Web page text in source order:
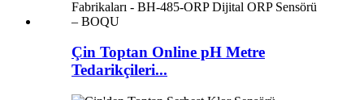
Çin Toptan Online pH Metre
Tedarikçileri...